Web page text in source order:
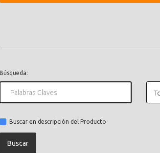
Búsqueda:
Buscar en descripción del Producto